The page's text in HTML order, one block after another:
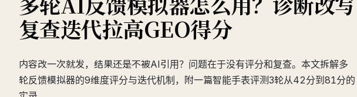
复查迭代拉高GEO得分
内容改一次就发，结果还是不被AI引用？问题在于没有评分和复查。本文拆解多
轮反馈模拟器的9维度评分与迭代机制，附一篇智能手表评测3轮从42分到81分的